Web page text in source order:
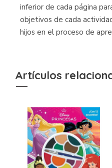
inferior de cada página
objetivos de cada
hijos en el proceso de
Artículos